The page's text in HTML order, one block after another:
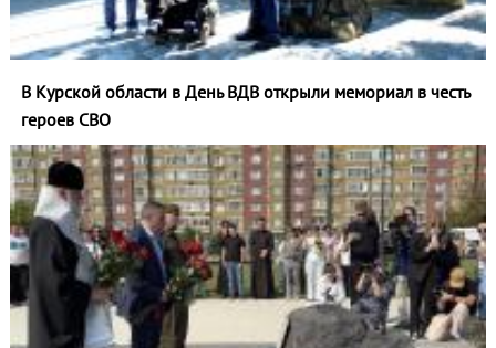
В Курской области в День ВДВ открыли мемориал в честь
героев СВО